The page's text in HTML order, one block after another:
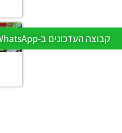
קבוצה העדכונים ב-WhatsApp